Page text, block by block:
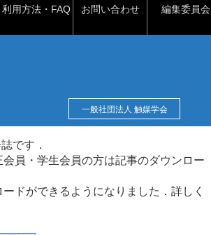
利用方法・FAQ お問い合わせ 編集委員会
一般社団法人 触媒学会
です．
員・学生会員の方は記事のダウンロー
ドができるようになりました．詳しく